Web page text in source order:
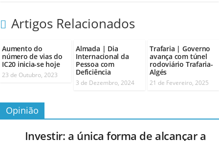
Artigos Relacionados
Aumento do
número de vias do
IC20 inicia-se hoje
23 de Outubro, 2023
Almada | Dia
Internacional da
Pessoa com
Deficiência
3 de Dezembro, 2024
Trafaria | Governo
avança com túnel
rodoviário Trafaria-
Algés
21 de Fevereiro, 2025
Opinião
Investir: a única forma de alcançar a